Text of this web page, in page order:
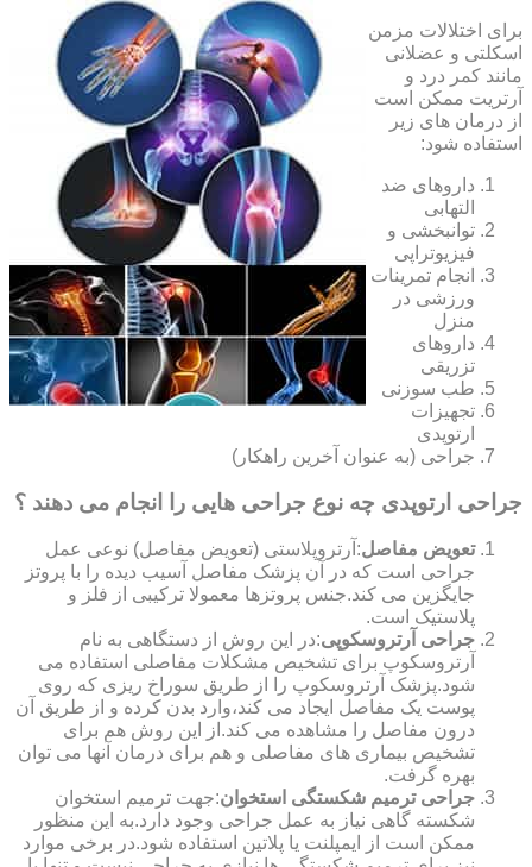
برای اختلالات مزمن
اسکلتی و عضلانی
مانند کمر درد و
آرتریت ممکن است
از درمان های زیر
استفاده شود:
داروهای ضد
التهابی
توانبخشی و
فیزیوتراپی
انجام تمرینات
ورزشی در
منزل
داروهای
تزریقی
طب سوزنی
تجهیزات
ارتوپدی
جراحی (به عنوان آخرین راهکار)
جراحی ارتوپدی چه نوع جراحی هایی را انجام می دهند ؟
تعویض مفاصل:آرتروپلاستی (تعویض مفاصل) نوعی عمل
جراحی است که در آن پزشک مفاصل آسیب دیده را با پروتز
جایگزین می کند.جنس پروتزها معمولا ترکیبی از فلز و
پلاستیک است.
جراحی آرتروسکوپی:در این روش از دستگاهی به نام
آرتروسکوپ برای تشخیص مشکلات مفاصلی استفاده می
شود.پزشک آرتروسکوپ را از طریق سوراخ ریزی که روی
پوست یک مفاصل ایجاد می کند،وارد بدن کرده و از طریق آن
درون مفاصل را مشاهده می کند.از این روش هم برای
تشخیص بیماری های مفاصلی و هم برای درمان آنها می توان
بهره گرفت.
جراحی ترمیم شکستگی استخوان:جهت ترمیم استخوان
شکسته گاهی نیاز به عمل جراحی وجود دارد.به این منظور
ممکن است از ایمپلنت یا پلاتین استفاده شود.در برخی موارد